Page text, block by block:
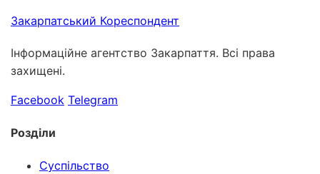
Закарпатський Кореспондент
Інформаційне агентство Закарпаття. Всі права
захищені.
Facebook Telegram
Розділи
Суспільство